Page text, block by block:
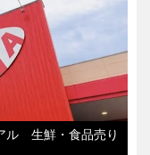
ル 生鮮・食品売り